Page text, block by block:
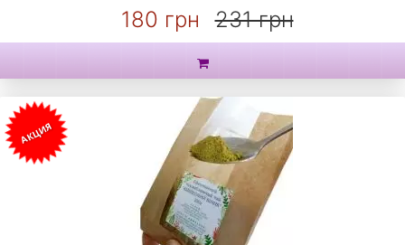
180 грн 231 грн
АКЦИЯ